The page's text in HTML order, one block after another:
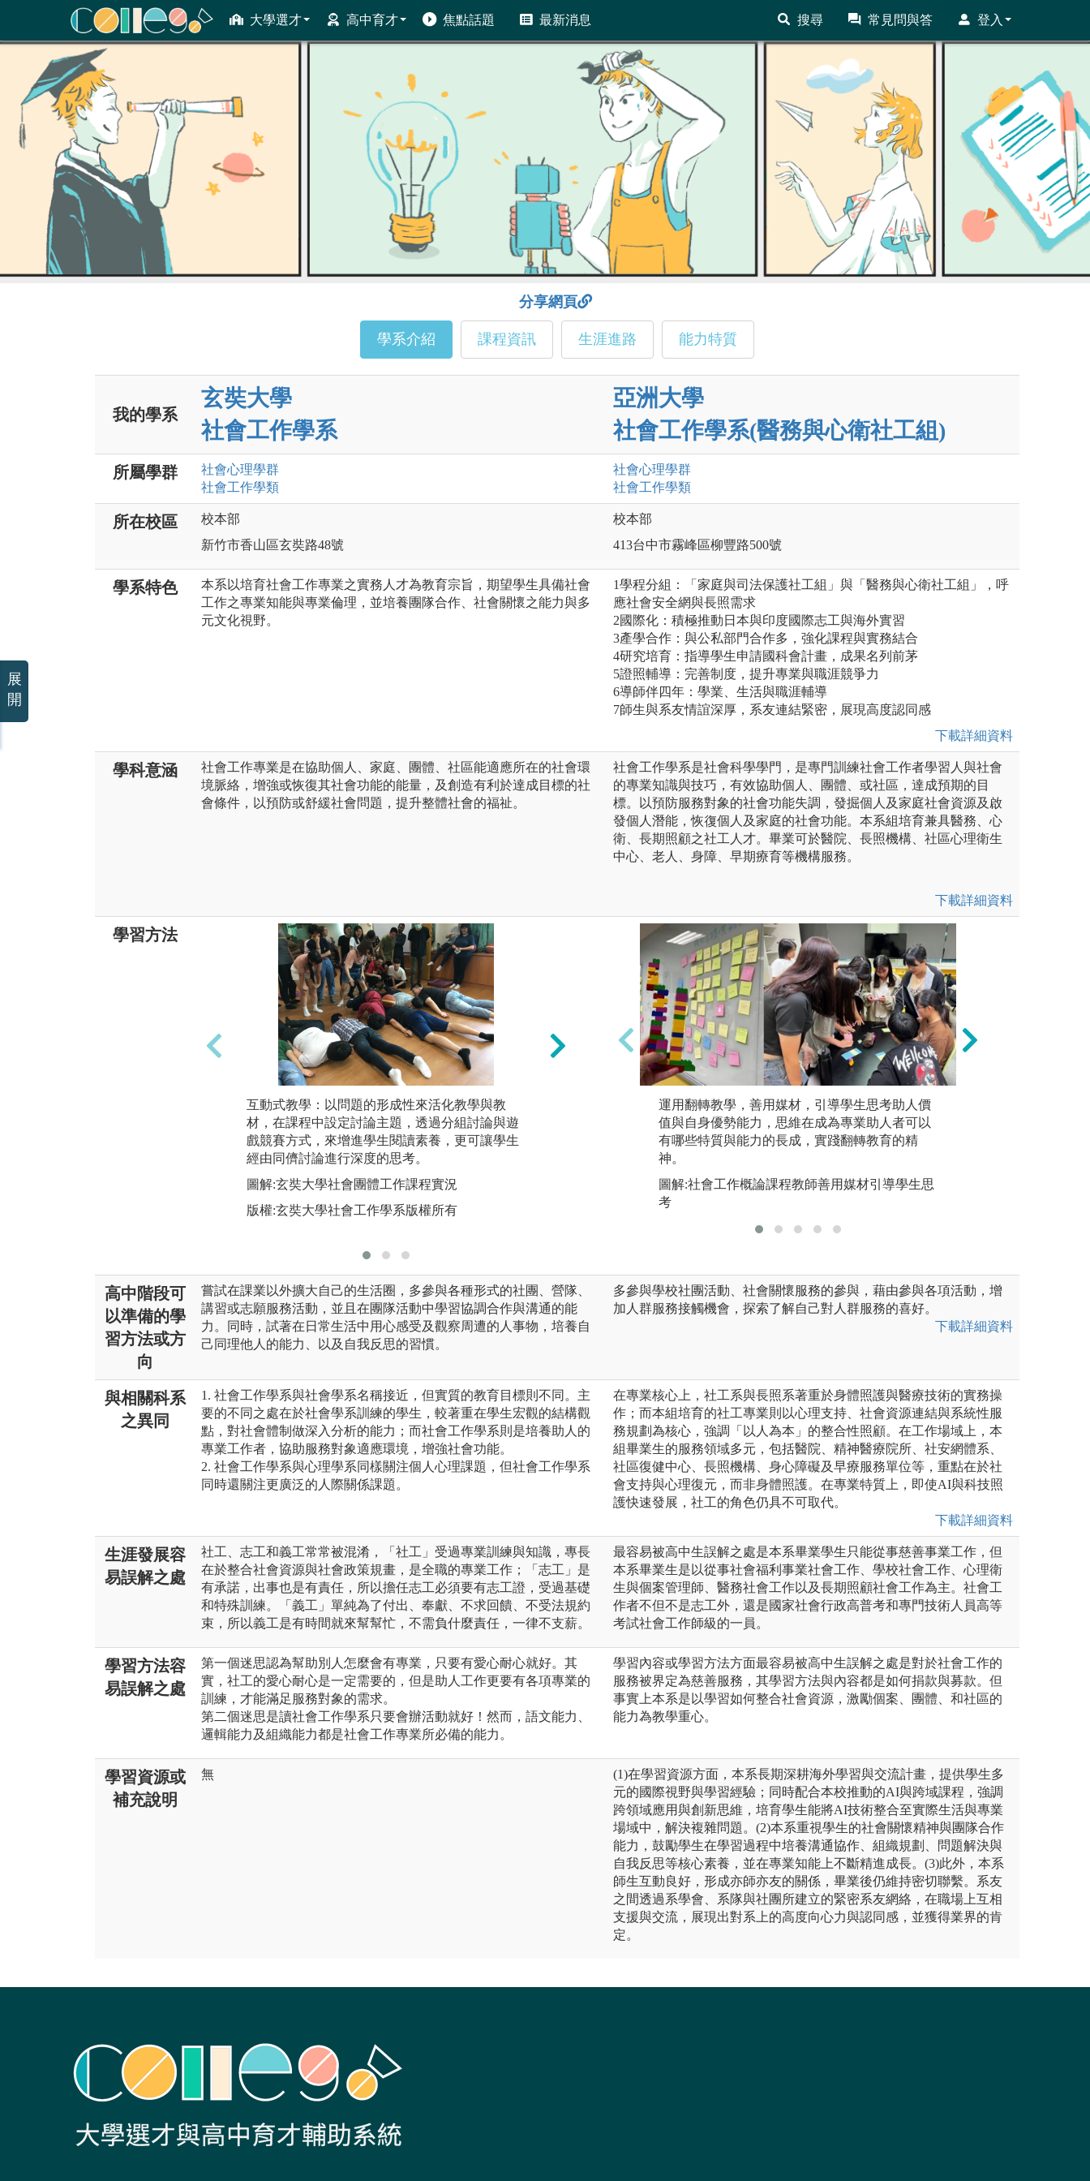
大學選才 高中育才 焦點話題 最新消息 搜尋 常見問與答 登入
ColleGo! 大學選才與高中育才輔助系統
分享網頁
學系介紹 課程資訊 生涯進路 能力特質
我的學系
玄奘大學
社會工作學系
亞洲大學
社會工作學系(醫務與心衛社工組)
所屬學群 社會心理學群
社會工作學類
社會心理學群
社會工作學類
所在校區
校本部
新竹市香山區玄奘路48號
校本部
413台中市霧峰區柳豐路500號
學系特色
本系以培育社會工作專業之實務人才為教育宗旨，期望學生具備社會
工作之專業知能與專業倫理，並培養團隊合作、社會關懷之能力與多
元文化視野。
1學程分組：「家庭與司法保護社工組」與「醫務與心衛社工組」，呼
應社會安全網與長照需求
2國際化：積極推動日本與印度國際志工與海外實習
3產學合作：與公私部門合作多，強化課程與實務結合
4研究培育：指導學生申請國科會計畫，成果名列前茅
5證照輔導：完善制度，提升專業與職涯競爭力
6導師伴四年：學業、生活與職涯輔導
7師生與系友情誼深厚，系友連結緊密，展現高度認同感
下載詳細資料
學科意涵
社會工作專業是在協助個人、家庭、團體、社區能適應所在的社會環
境脈絡，增強或恢復其社會功能的能量，及創造有利於達成目標的社
會條件，以預防或舒緩社會問題，提升整體社會的福祉。
社會工作學系是社會科學學門，是專門訓練社會工作者學習人與社會
的專業知識與技巧，有效協助個人、團體、或社區，達成預期的目
標。以預防服務對象的社會功能失調，發掘個人及家庭社會資源及啟
發個人潛能，恢復個人及家庭的社會功能。本系組培育兼具醫務、心
衛、長期照顧之社工人才。畢業可於醫院、長照機構、社區心理衛生
中心、老人、身障、早期療育等機構服務。
下載詳細資料
學習方法
互動式教學：以問題的形成性來活化教學與教
材，在課程中設定討論主題，透過分組討論與遊
戲競賽方式，來增進學生閱讀素養，更可讓學生
經由同儕討論進行深度的思考。
圖解:玄奘大學社會團體工作課程實況
版權:玄奘大學社會工作學系版權所有
反思寫作：反思是指個人經過深思熟慮將經驗化
為知識的行動過程，本系教師在學習方法上常採
用反思寫作，強調學習是透過轉變經驗以產生知
識的過程，藉由實踐與反思的不斷循環，才會出
現專業發展。
圖解:學生進行小組討論
版權:玄奘大學社會工作學系版權所有
運用翻轉教學，善用媒材，引導學生思考助人價
值與自身優勢能力，思維在成為專業助人者可以
有哪些特質與能力的長成，實踐翻轉教育的精
神。
圖解:社會工作概論課程教師善用媒材引導學生思
考
高中階段可
以準備的學
習方法或方
向
嘗試在課業以外擴大自己的生活圈，多參與各種形式的社團、營隊、
講習或志願服務活動，並且在團隊活動中學習協調合作與溝通的能
力。同時，試著在日常生活中用心感受及觀察周遭的人事物，培養自
己同理他人的能力、以及自我反思的習慣。
多參與學校社團活動、社會關懷服務的參與，藉由參與各項活動，增
加人群服務接觸機會，探索了解自己對人群服務的喜好。
下載詳細資料
與相關科系
之異同
1. 社會工作學系與社會學系名稱接近，但實質的教育目標則不同。主
要的不同之處在於社會學系訓練的學生，較著重在學生宏觀的結構觀
點，對社會體制做深入分析的能力；而社會工作學系則是培養助人的
專業工作者，協助服務對象適應環境，增強社會功能。
2. 社會工作學系與心理學系同樣關注個人心理課題，但社會工作學系
同時還關注更廣泛的人際關係課題。
在專業核心上，社工系與長照系著重於身體照護與醫療技術的實務操
作；而本組培育的社工專業則以心理支持、社會資源連結與系統性服
務規劃為核心，強調「以人為本」的整合性照顧。在工作場域上，本
組畢業生的服務領域多元，包括醫院、精神醫療院所、社安網體系、
社區復健中心、長照機構、身心障礙及早療服務單位等，重點在於社
會支持與心理復元，而非身體照護。在專業特質上，即使AI與科技照
護快速發展，社工的角色仍具不可取代。
下載詳細資料
生涯發展容
易誤解之處
社工、志工和義工常常被混淆，「社工」受過專業訓練與知識，專長
在於整合社會資源與社會政策規畫，是全職的專業工作；「志工」是
有承諾，出事也是有責任，所以擔任志工必須要有志工證，受過基礎
和特殊訓練。「義工」單純為了付出、奉獻、不求回饋、不受法規約
束，所以義工是有時間就來幫幫忙，不需負什麼責任，一律不支薪。
最容易被高中生誤解之處是本系畢業學生只能從事慈善事業工作，但
本系畢業生是以從事社會福利事業社會工作、學校社會工作、心理衛
生與個案管理師、醫務社會工作以及長期照顧社會工作為主。社會工
作者不但不是志工外，還是國家社會行政高普考和專門技術人員高等
考試社會工作師級的一員。
學習方法容
易誤解之處
第一個迷思認為幫助別人怎麼會有專業，只要有愛心耐心就好。其
實，社工的愛心耐心是一定需要的，但是助人工作更要有各項專業的
訓練，才能滿足服務對象的需求。
第二個迷思是讀社會工作學系只要會辦活動就好！然而，語文能力、
邏輯能力及組織能力都是社會工作專業所必備的能力。
學習內容或學習方法方面最容易被高中生誤解之處是對於社會工作的
服務被界定為慈善服務，其學習方法與內容都是如何捐款與募款。但
事實上本系是以學習如何整合社會資源，激勵個案、團體、和社區的
能力為教學重心。
學習資源或
補充說明
無
(1)在學習資源方面，本系長期深耕海外學習與交流計畫，提供學生多
元的國際視野與學習經驗；同時配合本校推動的AI與跨域課程，強調
跨領域應用與創新思維，培育學生能將AI技術整合至實際生活與專業
場域中，解決複雜問題。(2)本系重視學生的社會關懷精神與團隊合作
能力，鼓勵學生在學習過程中培養溝通協作、組織規劃、問題解決與
自我反思等核心素養，並在專業知能上不斷精進成長。(3)此外，本系
師生互動良好，形成亦師亦友的關係，畢業後仍維持密切聯繫。系友
之間透過系學會、系隊與社團所建立的緊密系友網絡，在職場上互相
支援與交流，展現出對系上的高度向心力與認同感，並獲得業界的肯
定。
展
開